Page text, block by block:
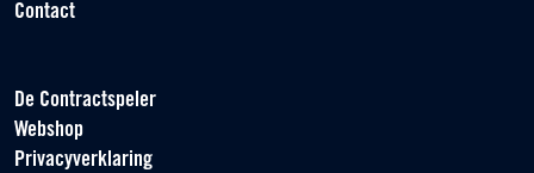
Contact
De Contractspeler
Webshop
Privacyverklaring